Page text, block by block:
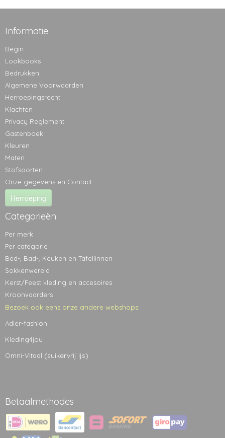
Informatie
Begin
Lookbooks
Bedrukken
Algemene Voorwaarden
Herroepingsrecht
Klachten
Privacy Reglement
Gastenboek
Kleuren
Maten
Stofsoorten
Onze gegevens en Contact
Herroeping
Categorieën
Per merk
Per categorie
Bed-, Bad-, Keuken en Tafellinnen
Sokkenwereld
Kerst/Feest kleding en accesoires
Kroonvaarders
Bezoek ook eens onze andere webshops:
Adler-fashion
Kleding4jou
Omni-Vitaal (suikervrij ijs)
Betaalmethodes